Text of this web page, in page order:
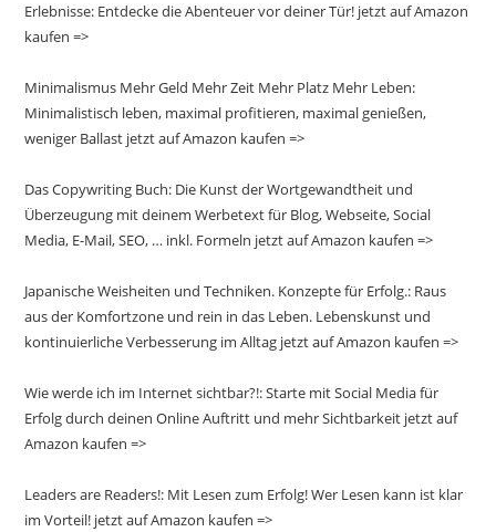
Erlebnisse: Entdecke die Abenteuer vor deiner Tür! jetzt auf Amazon
kaufen =>
Minimalismus Mehr Geld Mehr Zeit Mehr Platz Mehr Leben:
Minimalistisch leben, maximal profitieren, maximal genießen,
weniger Ballast jetzt auf Amazon kaufen =>
Das Copywriting Buch: Die Kunst der Wortgewandtheit und
Überzeugung mit deinem Werbetext für Blog, Webseite, Social
Media, E-Mail, SEO, … inkl. Formeln jetzt auf Amazon kaufen =>
Japanische Weisheiten und Techniken. Konzepte für Erfolg.: Raus
aus der Komfortzone und rein in das Leben. Lebenskunst und
kontinuierliche Verbesserung im Alltag jetzt auf Amazon kaufen =>
Wie werde ich im Internet sichtbar?!: Starte mit Social Media für
Erfolg durch deinen Online Auftritt und mehr Sichtbarkeit jetzt auf
Amazon kaufen =>
Leaders are Readers!: Mit Lesen zum Erfolg! Wer Lesen kann ist klar
im Vorteil! jetzt auf Amazon kaufen =>